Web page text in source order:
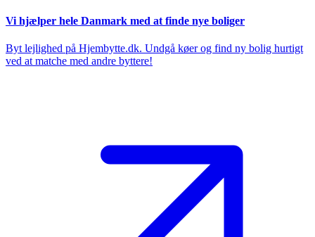
Vi hjælper hele Danmark med at finde nye boliger
Byt lejlighed på Hjembytte.dk. Undgå køer og find ny bolig hurtigt
ved at matche med andre byttere!